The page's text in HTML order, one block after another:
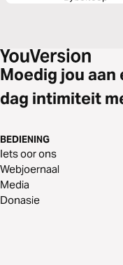
Moedig jou aan
dag intimiteit
BEDIENING
Iets oor ons
Webjoernaal
Media
Donasie